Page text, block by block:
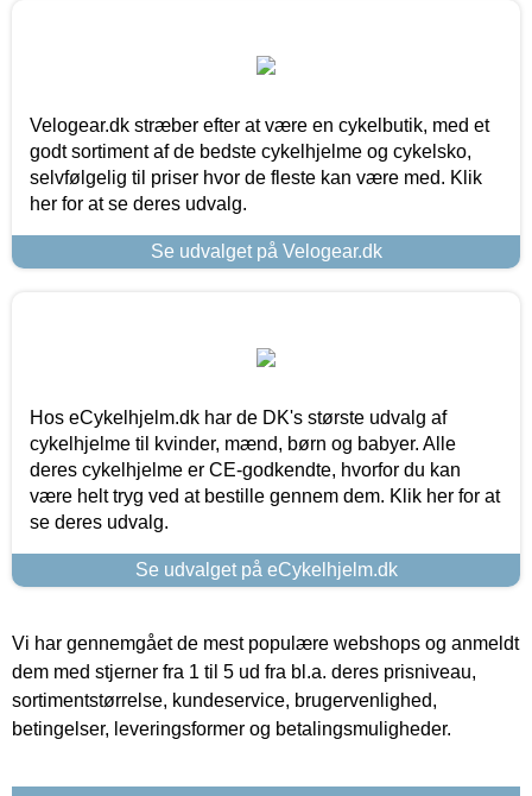
Velogear.dk stræber efter at være en cykelbutik, med et
godt sortiment af de bedste cykelhjelme og cykelsko,
selvfølgelig til priser hvor de fleste kan være med. Klik
her for at se deres udvalg.
Se udvalget på Velogear.dk
Hos eCykelhjelm.dk har de DK's største udvalg af
cykelhjelme til kvinder, mænd, børn og babyer. Alle
deres cykelhjelme er CE-godkendte, hvorfor du kan
være helt tryg ved at bestille gennem dem. Klik her for at
se deres udvalg.
Se udvalget på eCykelhjelm.dk
Vi har gennemgået de mest populære webshops og anmeldt
dem med stjerner fra 1 til 5 ud fra bl.a. deres prisniveau,
sortimentstørrelse, kundeservice, brugervenlighed,
betingelser, leveringsformer og betalingsmuligheder.